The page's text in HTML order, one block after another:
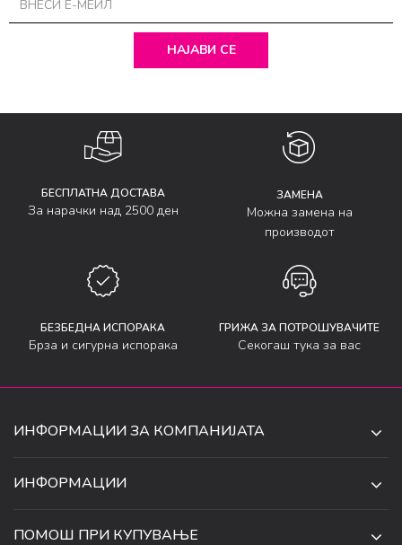
НАЈАВИ СЕ
БЕСПЛАТНА ДОСТАВА
За нарачки над 2500 ден
ЗАМЕНА
Можна замена на
производот
БЕЗБЕДНА ИСПОРАКА
Брза и сигурна испорака
ГРИЖА ЗА ПОТРОШУВАЧИТЕ
Секогаш тука за вас
ИНФОРМАЦИИ ЗА КОМПАНИЈАТА
ИНФОРМАЦИИ
ПОМОШ ПРИ КУПУВАЊЕ